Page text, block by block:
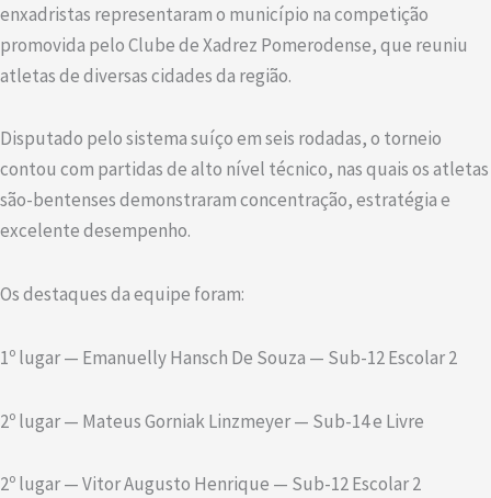
enxadristas representaram o município na competição
promovida pelo Clube de Xadrez Pomerodense, que reuniu
atletas de diversas cidades da região.
Disputado pelo sistema suíço em seis rodadas, o torneio
contou com partidas de alto nível técnico, nas quais os atletas
são-bentenses demonstraram concentração, estratégia e
excelente desempenho.
Os destaques da equipe foram:
1º lugar — Emanuelly Hansch De Souza — Sub-12 Escolar 2
2º lugar — Mateus Gorniak Linzmeyer — Sub-14 e Livre
2º lugar — Vitor Augusto Henrique — Sub-12 Escolar 2